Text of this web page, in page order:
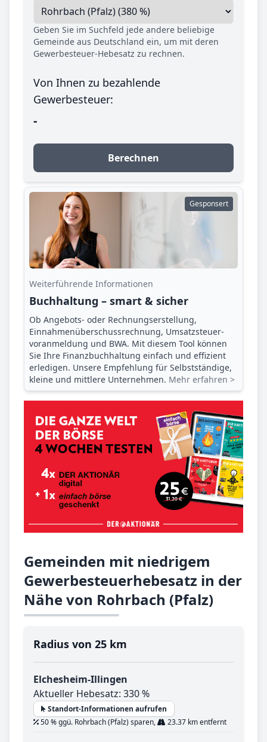
Geben Sie im Suchfeld jede andere beliebige
Gemeinde aus Deutschland ein, um mit deren
Gewerbesteuer-Hebesatz zu rechnen.
Von Ihnen zu bezahlende
Gewerbesteuer:
-
Berechnen
Gesponsert
Weiterführende Informationen
Buchhaltung – smart & sicher
Ob Angebots- oder Rechnungserstellung,
Einnahmenüberschuss­rechnung, Umsatzsteuer­
voranmeldung und BWA. Mit diesem Tool können
Sie Ihre Finanz­buchhaltung einfach und effizient
erledigen. Unsere Empfehlung für Selbstständige,
kleine und mittlere Unternehmen. Mehr erfahren >
Gemeinden mit niedrigem
Gewerbesteuerhebesatz in der
Nähe von Rohrbach (Pfalz)
Radius von 25 km
Elchesheim-Illingen
Aktueller Hebesatz: 330 %
Standort-Informationen aufrufen
50 % ggü. Rohrbach (Pfalz) sparen,
23.37 km entfernt